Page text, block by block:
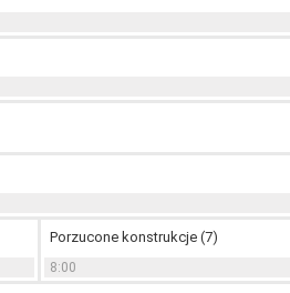
Porzucone konstrukcje (7)
8:00